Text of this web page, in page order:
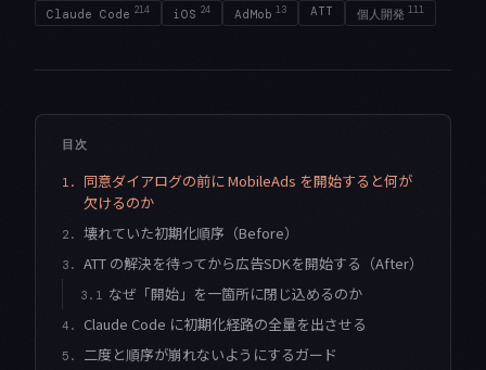
Claude Code 214 iOS 24 AdMob 13 ATT 個人開発 111
目次
1.
同意ダイアログの前に MobileAds を開始すると何が
欠けるのか
2. 壊れていた初期化順序（Before）
3. ATT の解決を待ってから広告SDKを開始する（After）
3.1 なぜ「開始」を一箇所に閉じ込めるのか
4. Claude Code に初期化経路の全量を出させる
5. 二度と順序が崩れないようにするガード